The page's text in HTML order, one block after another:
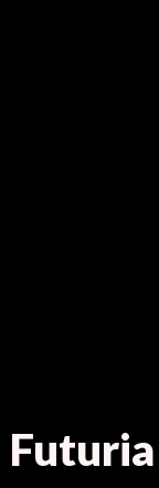
Futuria